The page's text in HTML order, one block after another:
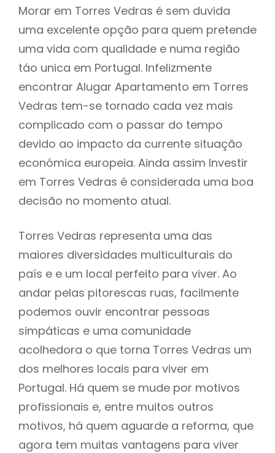
Morar em Torres Vedras é sem duvida
uma excelente opção para quem pretende
uma vida com qualidade e numa região
táo unica em Portugal. Infelizmente
encontrar Alugar Apartamento em Torres
Vedras tem-se tornado cada vez mais
complicado com o passar do tempo
devido ao impacto da currente situação
económica europeia. Ainda assim Investir
em Torres Vedras é considerada uma boa
decisão no momento atual.
Torres Vedras representa uma das
maiores diversidades multiculturais do
país e e um local perfeito para viver. Ao
andar pelas pitorescas ruas, facilmente
podemos ouvir encontrar pessoas
simpáticas e uma comunidade
acolhedora o que torna Torres Vedras um
dos melhores locais para viver em
Portugal. Há quem se mude por motivos
profissionais e, entre muitos outros
motivos, há quem aguarde a reforma, que
agora tem muitas vantagens para viver